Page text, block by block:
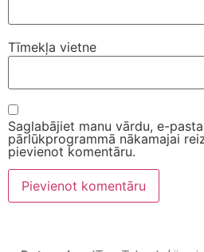
Tīmekļa vietne
Saglabājiet manu vārdu, e-
pārlūkprogrammā nākamajai
pievienot komentāru.